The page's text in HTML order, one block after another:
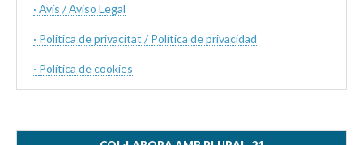
· Avís / Aviso Legal
· Politica de privacitat / Política de privacidad
· Política de cookies